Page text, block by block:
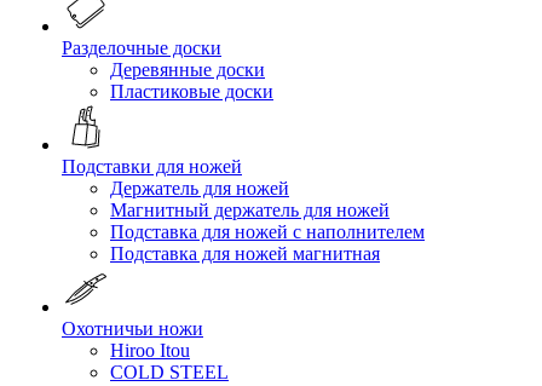
Разделочные доски
Деревянные доски
Пластиковые доски
Подставки для ножей
Держатель для ножей
Магнитный держатель для ножей
Подставка для ножей с наполнителем
Подставка для ножей магнитная
Охотничьи ножи
Hiroo Itou
COLD STEEL